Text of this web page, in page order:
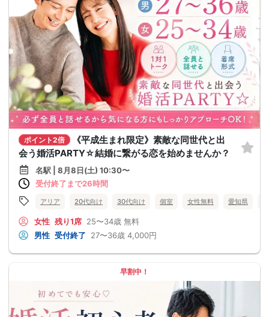
ポイント2倍
《平成生まれ限定》素敵な同世代と出
会う婚活PARTY☆結婚に繋がる恋を始めませんか？
名駅 | 8月8日(土) 10:30〜
受付終了まで26時間
アリア 20代向け 30代向け 個室 女性無料 愛知県
女性 残り1席 25〜34歳 無料
男性 受付終了 27〜36歳 4,000円
早割中！